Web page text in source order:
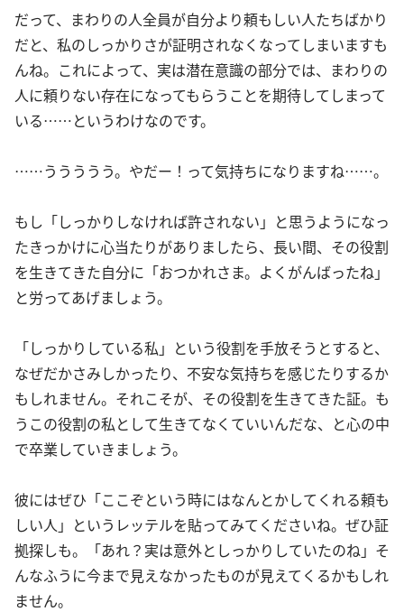
だって、まわりの人全員が自分より頼もしい人たちばかり
だと、私のしっかりさが証明されなくなってしまいますも
んね。これによって、実は潜在意識の部分では、まわりの
人に頼りない存在になってもらうことを期待してしまって
いる……というわけなのです。
……ううううう。やだー！って気持ちになりますね……。
もし「しっかりしなければ許されない」と思うようになっ
たきっかけに心当たりがありましたら、長い間、その役割
を生きてきた自分に「おつかれさま。よくがんばったね」
と労ってあげましょう。
「しっかりしている私」という役割を手放そうとすると、
なぜだかさみしかったり、不安な気持ちを感じたりするか
もしれません。それこそが、その役割を生きてきた証。も
うこの役割の私として生きてなくていいんだな、と心の中
で卒業していきましょう。
彼にはぜひ「ここぞという時にはなんとかしてくれる頼も
しい人」というレッテルを貼ってみてくださいね。ぜひ証
拠探しも。「あれ？実は意外としっかりしていたのね」そ
んなふうに今まで見えなかったものが見えてくるかもしれ
ません。